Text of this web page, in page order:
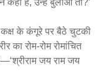
कहां हैं, उन्हें बुलाओ तो?’
कक्ष के कंगूरे पर बैठे चुटकी
का रोम-रोम रोमांचित
जय राम जय